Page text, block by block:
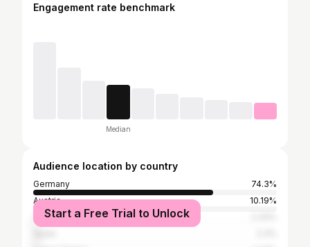
Engagement rate benchmark
Median
Audience location by country
Germany
74.3%
Austria
10.19%
Switzerland
Start a Free Trial to Unlock